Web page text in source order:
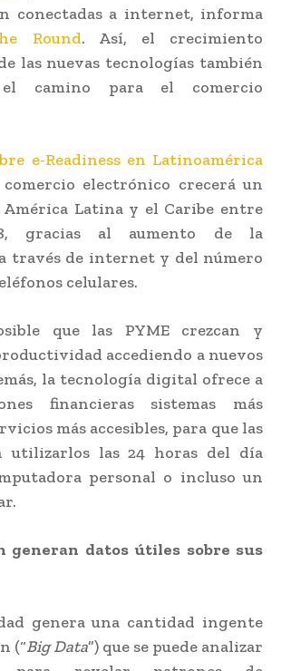
conectadas a internet, informa
Round. Así, el crecimiento
las nuevas tecnologías también
camino para el comercio
e-Readiness en Latinoamérica
electrónico crecerá un
América Latina y el Caribe entre
gracias al aumento de la
través de internet y del número
celulares.
que las PYME crezcan y
accediendo a nuevos
la tecnología digital ofrece a
financieras sistemas más
más accesibles, para que las
utilizarlos las 24 horas del día
personal o incluso un
generan datos útiles sobre sus
genera una cantidad ingente
(“Big Data”) que se puede analizar